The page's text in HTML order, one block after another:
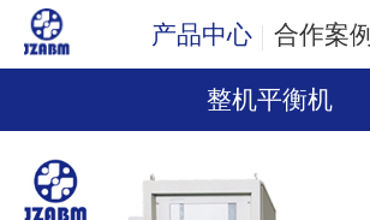
产品中心 合作案例
整机平衡机